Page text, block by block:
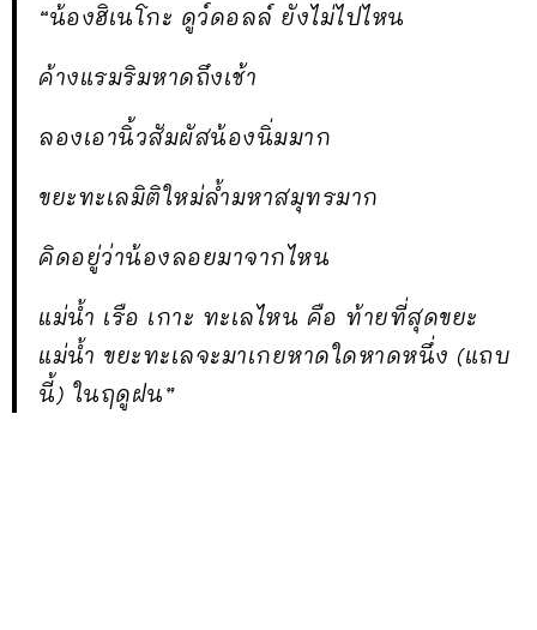
“น้องฮิเนโกะ ดูว์ดอลล์ ยังไม่ไปไหน
ค้างแรมริมหาดถึงเช้า
ลองเอานิ้วสัมผัสน้องนิ่มมาก
ขยะทะเลมิติใหม่ล้ำมหาสมุทรมาก
คิดอยู่ว่าน้องลอยมาจากไหน
แม่น้ำ เรือ เกาะ ทะเลไหน คือ ท้ายที่สุดขยะ
แม่น้ำ ขยะทะเลจะมาเกยหาดใดหาดหนึ่ง (แถบ
นี้) ในฤดูฝน”